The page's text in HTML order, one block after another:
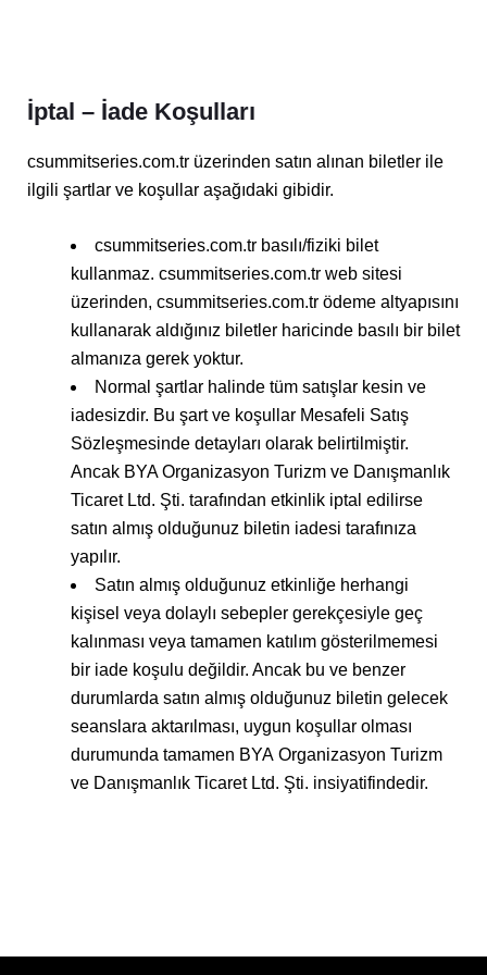
İptal – İade Koşulları
csummitseries.com.tr üzerinden satın alınan biletler ile
ilgili şartlar ve koşullar aşağıdaki gibidir.
csummitseries.com.tr basılı/fiziki bilet
kullanmaz. csummitseries.com.tr web sitesi
üzerinden, csummitseries.com.tr ödeme altyapısını
kullanarak aldığınız biletler haricinde basılı bir bilet
almanıza gerek yoktur.
Normal şartlar halinde tüm satışlar kesin ve
iadesizdir. Bu şart ve koşullar Mesafeli Satış
Sözleşmesinde detayları olarak belirtilmiştir.
Ancak BYA Organizasyon Turizm ve Danışmanlık
Ticaret Ltd. Şti. tarafından etkinlik iptal edilirse
satın almış olduğunuz biletin iadesi tarafınıza
yapılır.
Satın almış olduğunuz etkinliğe herhangi
kişisel veya dolaylı sebepler gerekçesiyle geç
kalınması veya tamamen katılım gösterilmemesi
bir iade koşulu değildir. Ancak bu ve benzer
durumlarda satın almış olduğunuz biletin gelecek
seanslara aktarılması, uygun koşullar olması
durumunda tamamen BYA Organizasyon Turizm
ve Danışmanlık Ticaret Ltd. Şti. insiyatifindedir.